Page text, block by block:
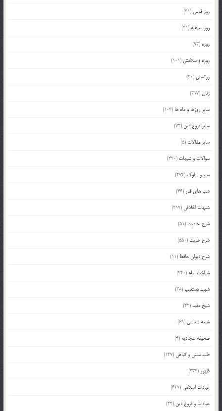
روز قدس (31)
روز مباهله (41)
روزه (93)
روزه و سلامتی (101)
زرتشتی (40)
زنان(317)
سایر روزها و ماه ها (103)
سایر فروع دین (72)
سایر مقالات (5)
سوالات و شبهات (420)
سیر و سلوک (274)
شب های قدر (46)
شبهات اخلاقی (217)
شرح احادیث (51)
شرح حدیث (550)
شرح دیوان حافظ (11)
شناخت امام (440)
شهید دستغیب(38)
شیخ مفید(42)
شیعه شناسی (69)
صحیفه سجادیه (4)
طب سنتی و گیاهی (147)
ظهور (334)
عبادات اسلامی (627)
عبادات و فروع دین (34)